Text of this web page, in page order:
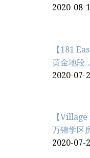
2020-08-
【181
黄金地段
2020-07-
【
万锦学区
2020-07-